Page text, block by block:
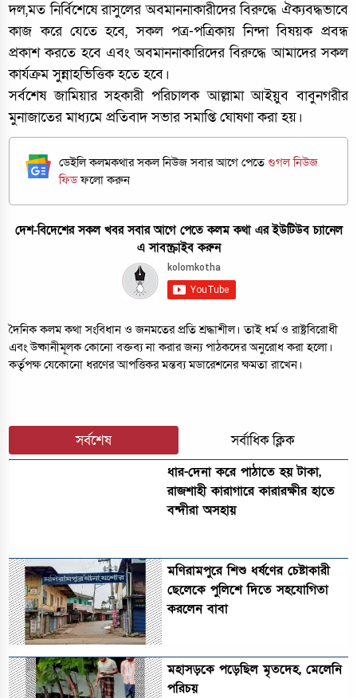
দল,মত নির্বিশেষে রাসুলের অবমাননাকারীদের বিরুদ্ধে ঐক্যবদ্ধভাবে
কাজ করে যেতে হবে, সকল পত্র-পত্রিকায় নিন্দা বিষয়ক প্রবন্ধ
প্রকাশ করতে হবে এবং অবমাননাকারিদের বিরুদ্ধে আমাদের সকল
কার্যক্রম সুন্নাহভিত্তিক হতে হবে।
সর্বশেষ জামিয়ার সহকারী পরিচালক আল্লামা আইয়ুব বাবুনগরীর
মুনাজাতের মাধ্যমে প্রতিবাদ সভার সমাপ্তি ঘোষণা করা হয়।
ডেইলি কলমকথার সকল নিউজ সবার আগে পেতেগুগল নিউজ
ফিডফলো করুন
দেশ-বিদেশের সকল খবর সবার আগে পেতে কলম কথা এর ইউটিউব চ্যানেল
এ সাবস্ক্রাইব করুন
দৈনিক কলম কথা সংবিধান ও জনমতের প্রতি শ্রদ্ধাশীল। তাই ধর্ম ও রাষ্ট্রবিরোধী
এবং উষ্কানীমূলক কোনো বক্তব্য না করার জন্য পাঠকদের অনুরোধ করা হলো।
কর্তৃপক্ষ যেকোনো ধরণের আপত্তিকর মন্তব্য মডারেশনের ক্ষমতা রাখেন।
সর্বশেষ সর্বাধিক ক্লিক
ধার-দেনা করে পাঠাতে হয় টাকা,
রাজশাহী কারাগারে কারারক্ষীর হাতে
বন্দীরা অসহায়
মণিরামপুরে শিশু ধর্ষণের চেষ্টাকারী
ছেলেকে পুলিশে দিতে সহযোগিতা
করলেন বাবা
মহাসড়কে পড়েছিল মৃতদেহ, মেলেনি
পরিচয়